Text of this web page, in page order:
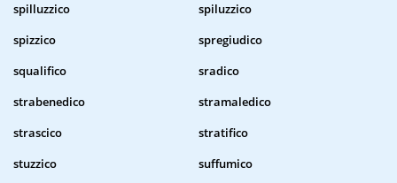
spilluzzico
spiluzzico
spizzico
spregiudico
squalifico
sradico
strabenedico
stramaledico
strascico
stratifico
stuzzico
suffumico